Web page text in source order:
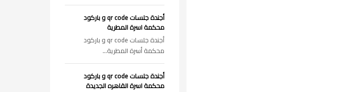
أجندة جلسات qr code و باركود
محكمة اسرة المطرية
أجندة جلسات qr code و باركود
محكمة أسرة المطرية...
أجندة جلسات qr code و باركود
محكمة اسرة القاهره الجديدة